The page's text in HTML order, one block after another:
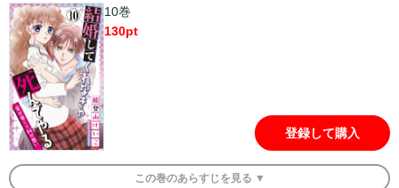
10巻
130pt
登録して購入
この巻のあらすじを 見る ▼